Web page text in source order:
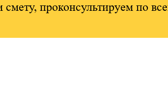
смету, проконсультируем по